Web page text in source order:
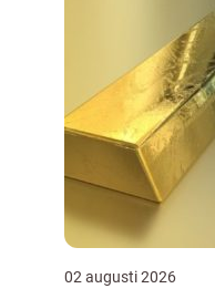
02 augusti 2026